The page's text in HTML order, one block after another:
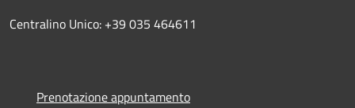
Centralino Unico: +39 035 464611
Prenotazione appuntamento